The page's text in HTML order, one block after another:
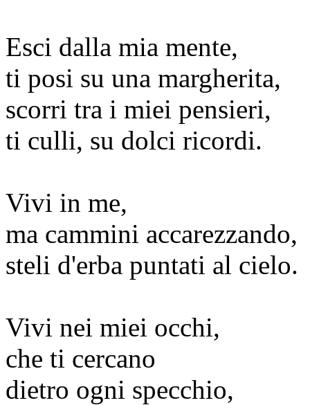
Esci dalla mia mente,
ti posi su una margherita,
scorri tra i miei pensieri,
ti culli, su dolci ricordi.
Vivi in me,
ma cammini accarezzando,
steli d'erba puntati al cielo.
Vivi nei miei occhi,
che ti cercano
dietro ogni specchio,